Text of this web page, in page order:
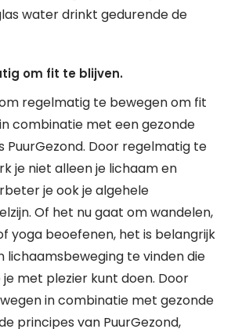
water drinkt gedurende de
om fit te blijven.
regelmatig te bewegen om fit
combinatie met een gezonde
PuurGezond. Door regelmatig te
je niet alleen je lichaam en
je ook je algehele
Of het nu gaat om wandelen,
yoga beoefenen, het is belangrijk
lichaamsbeweging te vinden die
je met plezier kunt doen. Door
in combinatie met gezonde
principes van PuurGezond,